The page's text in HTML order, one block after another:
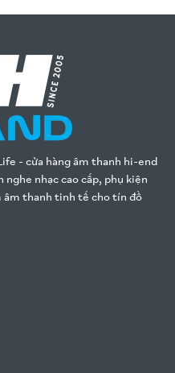
- cửa hàng âm thanh hi-end
nhạc cao cấp, phụ kiện
âm thanh tinh tế cho tín đồ